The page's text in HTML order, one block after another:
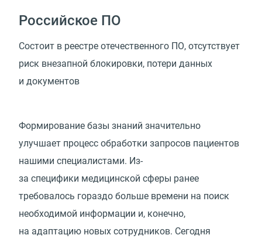
Российское ПО
Состоит в реестре отечественного ПО, отсутствует
риск внезапной блокировки, потери данных
и документов
Формирование базы знаний значительно
улучшает процесс обработки запросов пациентов
нашими специалистами. Из-
за специфики медицинской сферы ранее
требовалось гораздо больше времени на поиск
необходимой информации и, конечно,
на адаптацию новых сотрудников. Сегодня